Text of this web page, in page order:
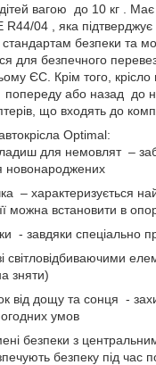
вагою до 10 кг .
04 , яка підтверджує
безпеки та
для безпечного
ЄС. Крім того,
або назад до
що входять до
Optimal:
для немовлят –
новонароджених
– характеризується
можна встановити в
- завдяки спеціально
світловідбиваючими
зняти)
від дощу та сонця -
умов
безпеки з
безпеку під час